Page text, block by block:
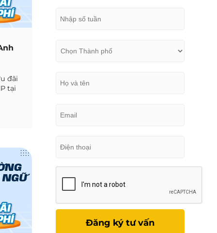
đãi
tại
Đăng ký tư vấn